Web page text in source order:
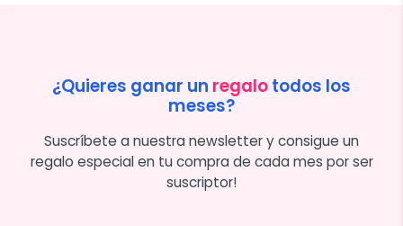
¿Quieres ganar un regalotodos los
meses?
Suscríbete a nuestra newsletter y consigue un
regalo especial en tu compra de cada mes por ser
suscriptor!